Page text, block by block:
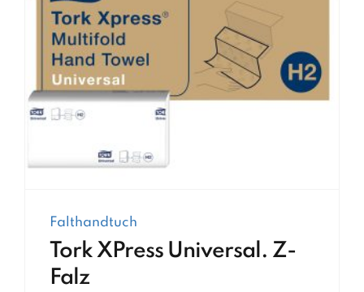
Falthandtuch
Tork XPress Universal. Z-
Falz